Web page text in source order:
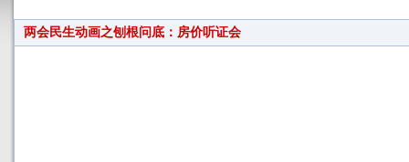
两会民生动画之刨根问底：房价听证会